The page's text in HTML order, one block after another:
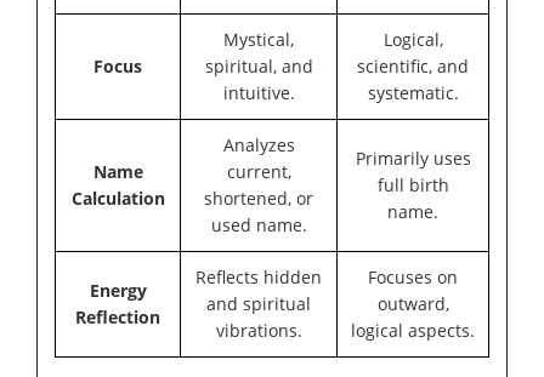
Focus
Mystical,
spiritual, and
intuitive.
Logical,
scientific, and
systematic.
Name
Calculation
Analyzes
current,
shortened, or
used name.
Primarily uses
full birth
name.
Energy
Reflection
Reflects hidden
and spiritual
vibrations.
Focuses on
outward,
logical aspects.